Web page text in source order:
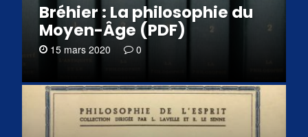
Bréhier : La philosophie du
Moyen-Âge (PDF)
15 mars 2020 0